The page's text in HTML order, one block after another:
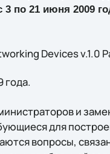
по 21 июня 2009
Devices v.1.0
года.
и
для
вопросы,